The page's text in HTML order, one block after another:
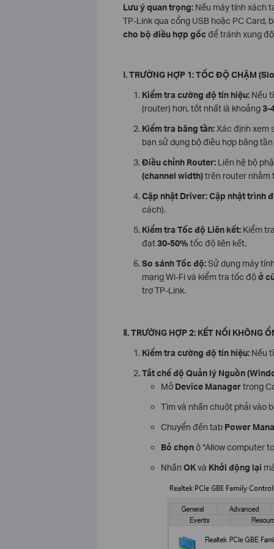
Lưu ý quan trọng:Nếu máy tính xách
TP-Link qua cổng USB hoặc PC Card,
cho bộ điều hợp gốcđể tránh xung
Ⅰ. TRƯỜNG HỢP 1: TỐC ĐỘ CHẬM
Kiểm tra cường độ tín hiệu:Nếu
(router) hơn, tốt nhất là khoảng3-
Kiểm tra băng tần:Xác định xem
bạn sử dụng bộ điều hợp băng tần
Điều chỉnh Router:Liên hệ bộ
(channel width)trên router nhằm
Cập nhật Driver:Cập nhật trình
cách).
Kiểm tra Tốc độ Liên kết:Kiểm
đạt30-50% tốc độ liên kết.
So sánh Tốc độ:Sử dụng máy
mạng Wi-Fi và kiểm tra tốc độở
trợ TP-Link.
Ⅱ. TRƯỜNG HỢP 2: KẾT NỐI
Kiểm tra cường độ tín hiệu:Nếu
Tắt chế độ Quản lý Nguồn
Mở Device Managertrong
Tìm và nhấn chuột phải vào
Chuyển đến tab Power
Bỏ chọnô "Allow computer
Nhấn OKvà Khởi động lại